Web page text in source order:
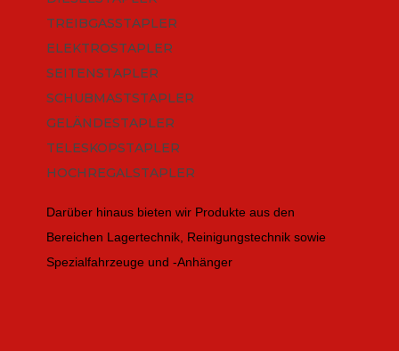
TREIBGASSTAPLER
ELEKTROSTAPLER
SEITENSTAPLER
SCHUBMASTSTAPLER
GELÄNDESTAPLER
TELESKOPSTAPLER
HOCHREGALSTAPLER
Darüber hinaus bieten wir Produkte aus den
Bereichen Lagertechnik, Reinigungstechnik sowie
Spezialfahrzeuge und -Anhänger